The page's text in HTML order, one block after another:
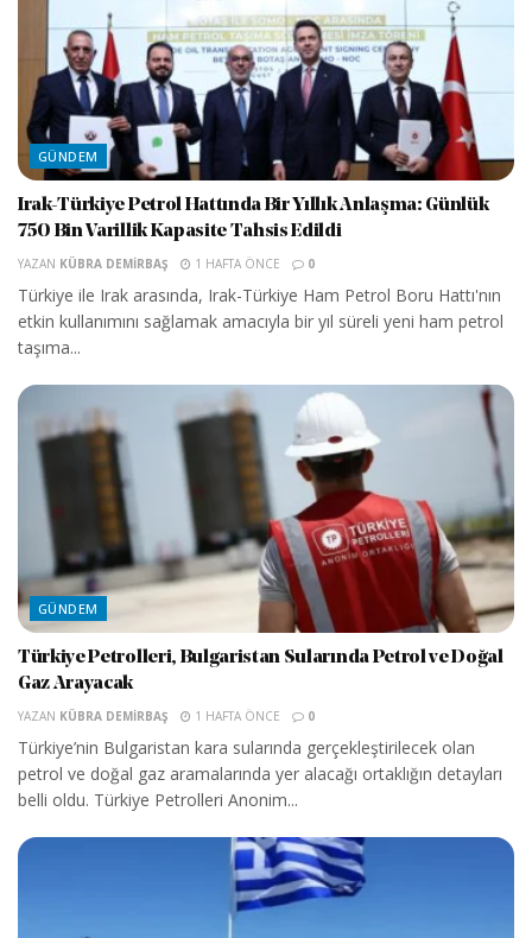
GÜNDEM
Irak-Türkiye Petrol Hattında Bir Yıllık Anlaşma: Günlük
750 Bin Varillik Kapasite Tahsis Edildi
YAZAN KÜBRA DEMIRBAŞ 1 HAFTA ÖNCE 0
Türkiye ile Irak arasında, Irak-Türkiye Ham Petrol Boru Hattı'nın
etkin kullanımını sağlamak amacıyla bir yıl süreli yeni ham petrol
taşıma...
GÜNDEM
Türkiye Petrolleri, Bulgaristan Sularında Petrol ve Doğal
Gaz Arayacak
YAZAN KÜBRA DEMIRBAŞ 1 HAFTA ÖNCE 0
Türkiye’nin Bulgaristan kara sularında gerçekleştirilecek olan
petrol ve doğal gaz aramalarında yer alacağı ortaklığın detayları
belli oldu. Türkiye Petrolleri Anonim...